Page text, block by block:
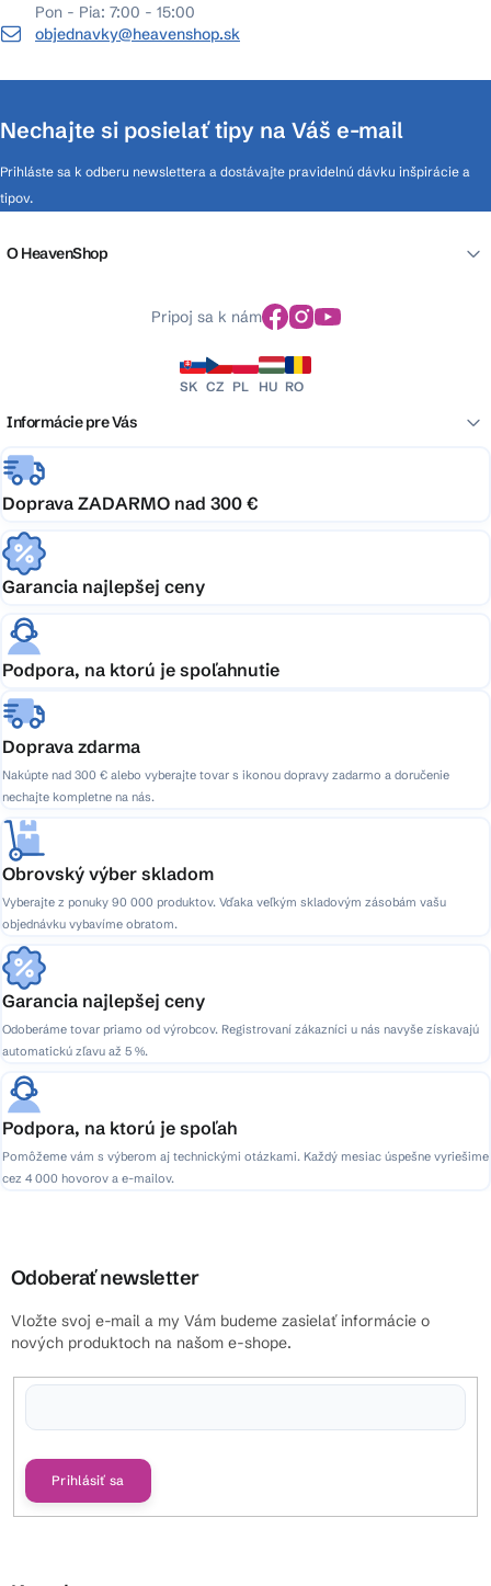
Pon - Pia: 7:00 - 15:00
objednavky@heavenshop.sk
Nechajte si posielať tipy na Váš e-mail
Prihláste sa k odberu newslettera a dostávajte pravidelnú dávku inšpirácie a
tipov.
O HeavenShop
Pripoj sa k nám
SK CZ PL HU RO
Informácie pre Vás
Doprava ZADARMO nad 300 €
Garancia najlepšej ceny
Podpora, na ktorú je spoľahnutie
Doprava zdarma
Nakúpte nad 300 € alebo vyberajte tovar s ikonou dopravy zadarmo a doručenie
nechajte kompletne na nás.
Obrovský výber skladom
Vyberajte z ponuky 90 000 produktov. Vďaka veľkým skladovým zásobám vašu
objednávku vybavíme obratom.
Garancia najlepšej ceny
Odoberáme tovar priamo od výrobcov. Registrovaní zákazníci u nás navyše získavajú
automatickú zľavu až 5 %.
Podpora, na ktorú je spoľah
Pomôžeme vám s výberom aj technickými otázkami. Každý mesiac úspešne vyriešime
cez 4 000 hovorov a e-mailov.
Odoberať newsletter
Vložte svoj e-mail a my Vám budeme zasielať informácie o
nových produktoch na našom e-shope.
Prihlásiť sa